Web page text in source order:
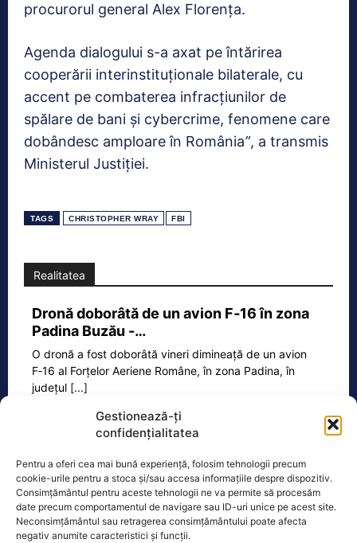
Gestionează-ți
confidențialitatea
Pentru a oferi cea mai bună experiență, folosim tehnologii precum
cookie-urile pentru a stoca și/sau accesa informațiile despre dispozitiv.
Consimțământul pentru aceste tehnologii ne va permite să procesăm
date precum comportamentul de navigare sau ID-uri unice pe acest site.
Neconsimțământul sau retragerea consimțământului poate afecta
negativ anumite caracteristici și funcții.
procurorul general Alex Florenţa.
Agenda dialogului s-a axat pe întărirea
cooperării interinstituţionale bilaterale, cu
accent pe combaterea infracţiunilor de
spălare de bani şi cybercrime, fenomene care
dobândesc amploare în România”, a transmis
Ministerul Justiţiei.
TAGS CHRISTOPHER WRAY FBI
Realitatea
Dronă doborâtă de un avion F‑16 în zona
Padina Buzău -…
O dronă a fost doborâtă vineri dimineață de un avion
F‑16 al Forțelor Aeriene Române, în zona Padina, în
județul [...]
Cristoiu: Cu Bolojan am ajuns să retrăim
vremurile comunismului; probabil, în…
Invitat la Marius Tucă Show, Ion